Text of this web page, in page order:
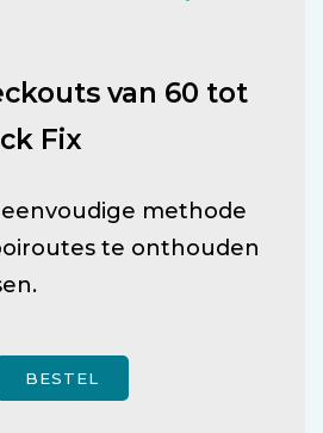
van 60 tot
Fix
methode
te onthouden
BESTEL